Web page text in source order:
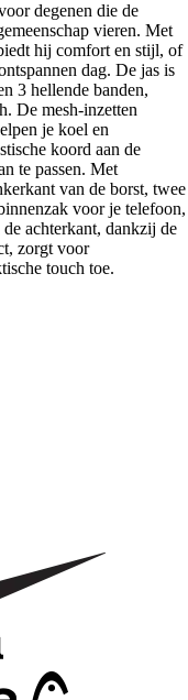
degenen die de
vieren. Met
hij comfort en stijl, of
dag. De jas is
3 hellende banden,
De mesh-inzetten
je koel en
koord aan de
te passen. Met
van de borst, twee
voor je telefoon,
achterkant, dankzij de
zorgt voor
touch toe.